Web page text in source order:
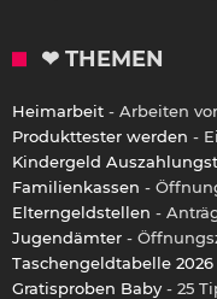
❤ THEMEN
Heimarbeit - Arbeiten
Produkttester werden -
Kindergeld
Familienkassen -
Elterngeldstellen -
Jugendämter -
Taschengeldtabelle 2026
Gratisproben Baby - 25